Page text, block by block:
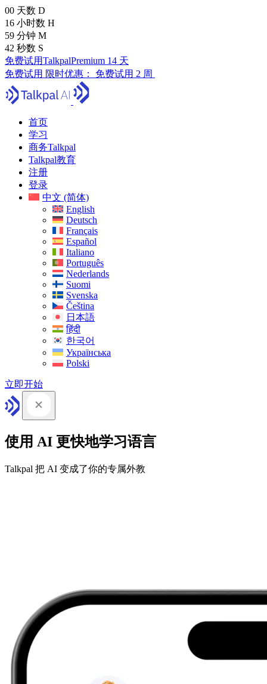
00 天数 D
16 小时数 H
59 分钟 M
40 秒数 S
免费试用TalkpalPremium 14 天
免费试用 限时优惠： 免费试用 2 周
首页
学习
商务Talkpal
Talkpal教育
注册
登录
中文 (简体)
English
Deutsch
Français
Español
Italiano
Português
Nederlands
Suomi
Svenska
Čeština
日本語
हिंदी
한국어
Українська
Polski
立即开始
使用 AI 更快地学习语言
Talkpal 把 AI 变成了你的专属外教